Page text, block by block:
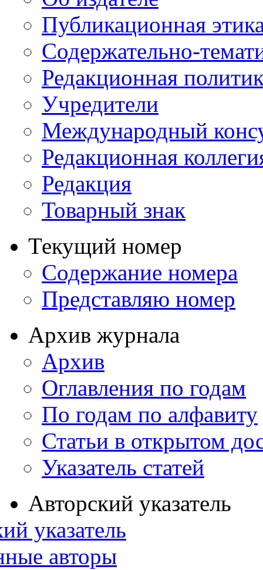
Публикационная
Содержательно-
Редакционная
Учредители
Международный
Редакционная
Редакция
Товарный знак
Текущий номер
Содержание номера
Представляю номер
Архив журнала
Архив
Оглавления по годам
По годам по алфавиту
Статьи в открытом
Указатель статей
Авторский указатель
указатель
авторы